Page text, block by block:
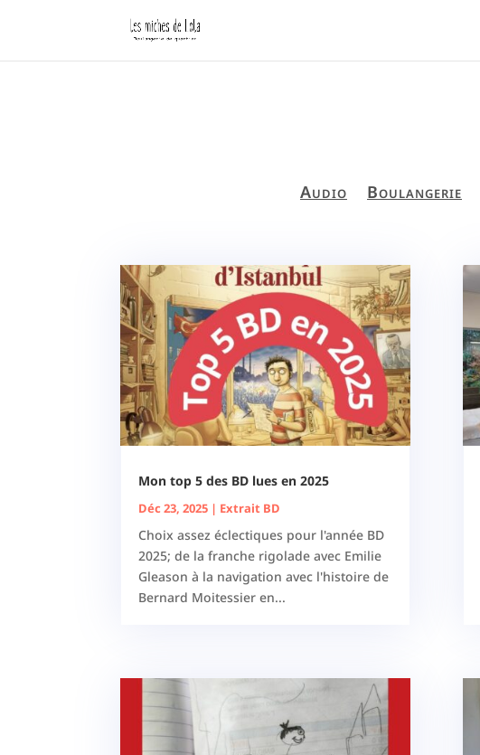
Audio Boulangerie
Mon top 5 des BD lues en 2025
Déc 23, 2025 | Extrait BD
Choix assez éclectiques pour l'année BD
2025; de la franche rigolade avec Emilie
Gleason à la navigation avec l'histoire de
Bernard Moitessier en...